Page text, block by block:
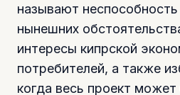
называют неспособность
нынешних
интересы кипрской
потребителей, а также
когда весь проект